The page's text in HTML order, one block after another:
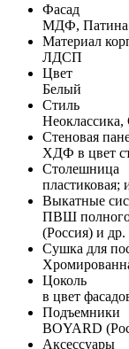
Фасад
МДФ, Патина
Материал
ЛДСП
Цвет
Белый
Стиль
Стеновая
ХДФ в цвет
Столешница
пластиковая;
Выкатные
ПВШ полного
(Россия) и др.
Сушка для
Цоколь
в цвет
Подъемники
BOYARD
Аксессуары